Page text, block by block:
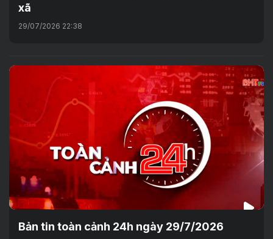
xã
29/07/2026 22:38
Bản tin toàn cảnh 24h ngày 29/7/2026